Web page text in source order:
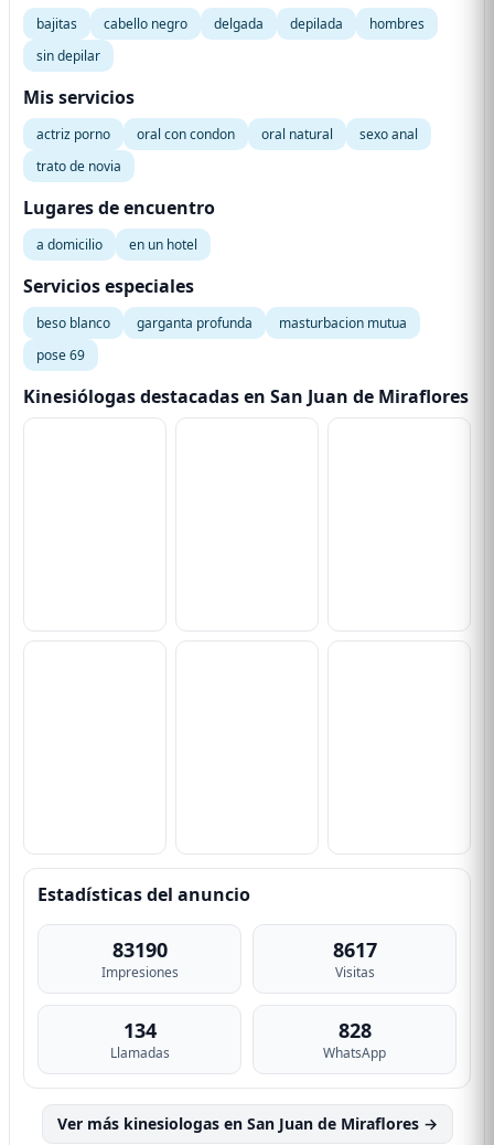
bajitas cabello negro delgada depilada
hombres
sin depilar
Mis servicios
actriz porno oral con condon oral natural
sexo anal
trato de novia
Lugares de encuentro
a domicilio en un hotel
Servicios especiales
beso blanco garganta profunda
masturbacion mutua
pose 69
Kinesiólogas destacadas en San Juan de Miraflores
Estadísticas del anuncio
83190
Impresiones
8617
Visitas
134
Llamadas
828
WhatsApp
Ver más kinesiologas en San Juan de Miraflores →